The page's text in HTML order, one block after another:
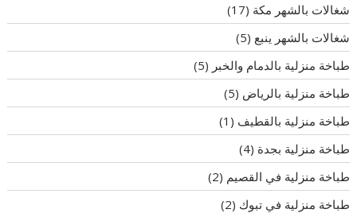
شغالات بالشهر مكة (17)
شغالات بالشهر ينبع (5)
طباخة منزلية بالدمام والخبر (5)
طباخة منزلية بالرياض (5)
طباخة منزلية بالقطيف (1)
طباخة منزلية بجدة (4)
طباخة منزلية في القصيم (2)
طباخة منزلية في تبوك (2)